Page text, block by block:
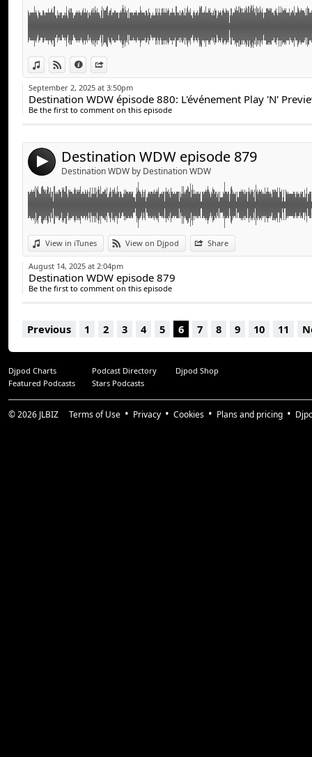
View in iTunes
View on Djpod
Information
September 2, 2025 at 3:50pm
Destination WDW épisode 880: L'événement Play 'N'
Be the first to comment on this episode
4 Destination WDW episode 879
Destination WDW by Destination WDW
View in iTunes View on Djpod Share
Link:
Widget:
Share:
August 14, 2025 at 2:04pm
Destination WDW episode 879
Be the first to comment on this episode
Previous 1 2 3 4 5 6 7 8 9 10 11
Djpod Charts Podcast Directory
Djpod Shop
Featured Podcasts
Stars Podcasts
© 2026 JLBIZ Terms of Use Privacy Cookies Plans and pricing